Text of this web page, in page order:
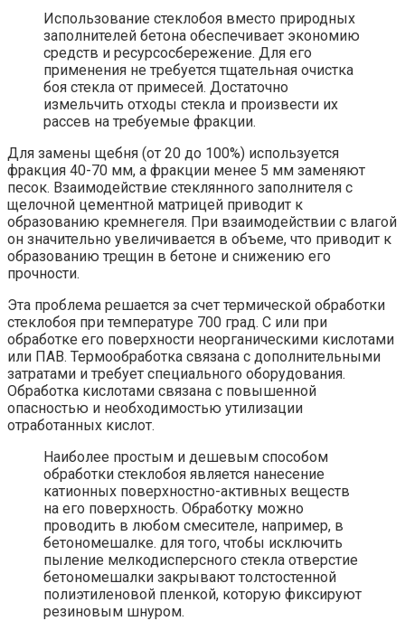
Использование стеклобоя вместо природных
заполнителей бетона обеспечивает экономию
средств и ресурсосбережение. Для его
применения не требуется тщательная очистка
боя стекла от примесей. Достаточно
измельчить отходы стекла и произвести их
рассев на требуемые фракции.
Для замены щебня (от 20 до 100%) используется
фракция 40-70 мм, а фракции менее 5 мм заменяют
песок. Взаимодействие стеклянного заполнителя с
щелочной цементной матрицей приводит к
образованию кремнегеля. При взаимодействии с влагой
он значительно увеличивается в объеме, что приводит к
образованию трещин в бетоне и снижению его
прочности.
Эта проблема решается за счет термической обработки
стеклобоя при температуре 700 град. С или при
обработке его поверхности неорганическими кислотами
или ПАВ. Термообработка связана с дополнительными
затратами и требует специального оборудования.
Обработка кислотами связана с повышенной
опасностью и необходимостью утилизации
отработанных кислот.
Наиболее простым и дешевым способом
обработки стеклобоя является нанесение
катионных поверхностно-активных веществ
на его поверхность. Обработку можно
проводить в любом смесителе, например, в
бетономешалке. для того, чтобы исключить
пыление мелкодисперсного стекла отверстие
бетономешалки закрывают толстостенной
полиэтиленовой пленкой, которую фиксируют
резиновым шнуром.